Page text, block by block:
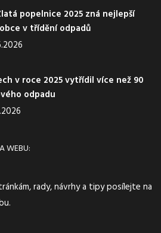
popelnice 2025 zná nejlepší
v třídění odpadů
v roce 2025 vytřídil více než 90
odpadu
WEBU:
rady, návrhy a tipy posílejte na